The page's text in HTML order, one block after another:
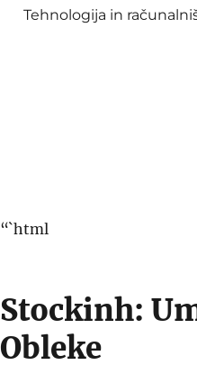
Tehnologija in
“`html
Stockinh:
Obleke